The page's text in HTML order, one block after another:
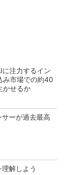
に注力するイン
み市場での約40
かせるか
ーが過去最高
解しよう